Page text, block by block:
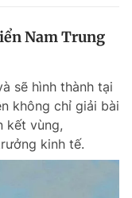
24.3.2020
Niên. Cấm sao chép
bằng văn bản.
Nam Trung
sẽ hình thành tại
không chỉ giải bài
kết vùng,
kinh tế.